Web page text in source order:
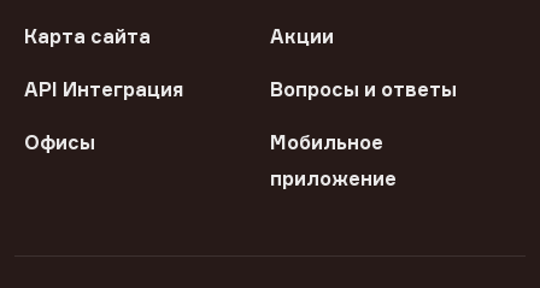
Карта сайта Акции
API Интеграция Вопросы и ответы
Офисы
Мобильное
приложение